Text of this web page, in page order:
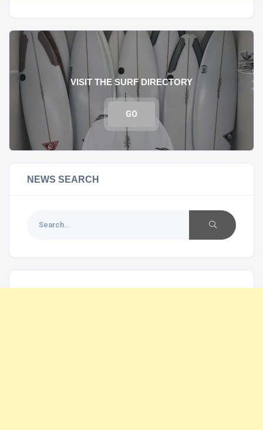
VISIT THE SURF DIRECTORY
GO
NEWS SEARCH